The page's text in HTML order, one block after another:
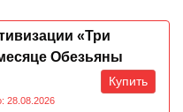
«Три
Обезьяны
Купить
28.08.2026